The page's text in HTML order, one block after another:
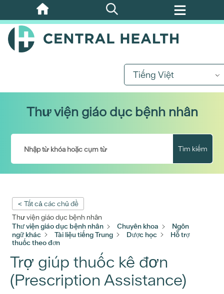
Bỏ
qua
nội
Tiếng Việt
Thư viện giáo dục bệnh nhân
Tìm kiếm
< Tất cả các chủ đề
Thư viện giáo dục bệnh nhân
Thư viện giáo dục bệnh nhân
Chuyên khoa
Ngôn
ngữ khác
Tài liệu tiếng Trung Dược học
Hỗ trợ
thuốc theo đơn
Trợ giúp thuốc kê đơn
(Prescription Assistance)